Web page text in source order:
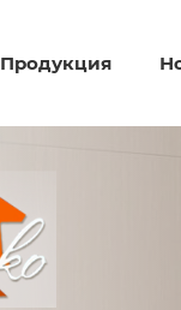
Продукция